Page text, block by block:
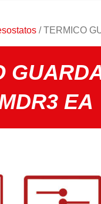
/ TERMICO
EA